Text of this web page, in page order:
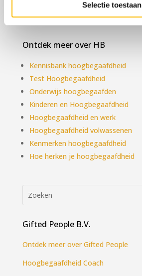
Selectie toestaan
Ontdek meer over HB
Kennisbank hoogbegaafdheid
Test Hoogbegaafdheid
Onderwijs hoogbegaafden
Kinderen en Hoogbegaafdheid
Hoogbegaafdheid en werk
Hoogbegaafdheid volwassenen
Kenmerken hoogbegaafdheid
Hoe herken je hoogbegaafdheid
Gifted People B.V.
Ontdek meer over Gifted People
Hoogbegaafdheid Coach